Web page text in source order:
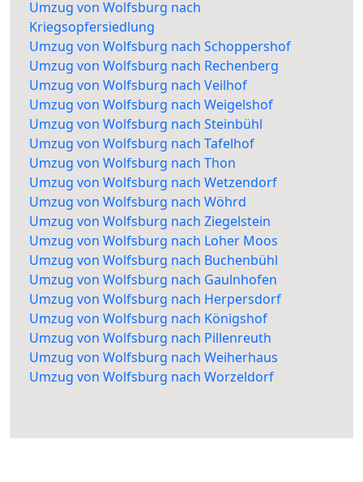
Umzug von Wolfsburg nach
Kriegsopfersiedlung
Umzug von Wolfsburg nach Schoppershof
Umzug von Wolfsburg nach Rechenberg
Umzug von Wolfsburg nach Veilhof
Umzug von Wolfsburg nach Weigelshof
Umzug von Wolfsburg nach Steinbühl
Umzug von Wolfsburg nach Tafelhof
Umzug von Wolfsburg nach Thon
Umzug von Wolfsburg nach Wetzendorf
Umzug von Wolfsburg nach Wöhrd
Umzug von Wolfsburg nach Ziegelstein
Umzug von Wolfsburg nach Loher Moos
Umzug von Wolfsburg nach Buchenbühl
Umzug von Wolfsburg nach Gaulnhofen
Umzug von Wolfsburg nach Herpersdorf
Umzug von Wolfsburg nach Königshof
Umzug von Wolfsburg nach Pillenreuth
Umzug von Wolfsburg nach Weiherhaus
Umzug von Wolfsburg nach Worzeldorf